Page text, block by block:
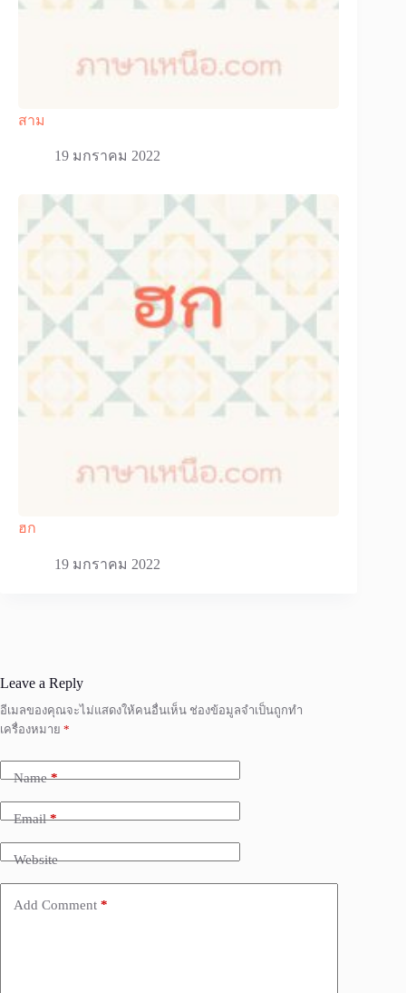
สาม
19 มกราคม 2022
ฮก
19 มกราคม 2022
Leave a Reply
อีเมลของคุณจะไม่แสดงให้คนอื่นเห็น ช่องข้อมูลจำเป็นถูกทำ
เครื่องหมาย *
Name*
Email*
Website
Add Comment *